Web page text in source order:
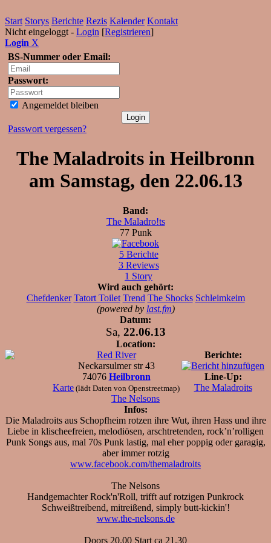
Start Storys Berichte Rezis Kalender Kontakt
Nicht eingeloggt - Login [Registrieren]
Login X
BS-Nummer oder Email:
Passwort:
Angemeldet bleiben
Passwort vergessen?
The Maladroits in Heilbronn
am Samstag, den 22.06.13
Band:
The Maladro!ts
77 Punk
5 Berichte
3 Reviews
1 Story
Wird auch gehört:
Chefdenker Tatort Toilet Trend The Shocks Schleimkeim
(powered by last.fm)
Datum:
Sa, 22.06.13
Location:
Red River
Neckarsulmer str 43
74076 Heilbronn
Karte (lädt Daten von Openstreetmap)
Berichte:
Line-Up:
The Maladroits
The Nelsons
Infos:
Die Maladroits aus Schopfheim rotzen ihre Wut, ihren Hass und ihre
Liebe in klischeefreien, melodiösen, arschtretenden, rock’n’rolligen
Punk Songs aus, mal 70s Punk lastig, mal eher poppig oder garagig,
aber immer rotzig
www.facebook.com/themaladroits
The Nelsons
Handgemachter Rock'n'Roll, trifft auf rotzigen Punkrock
Schweißtreibend, mitreißend, simply butt-kickin'!
www.the-nelsons.de
Doors 20.00 Start ca 21.30